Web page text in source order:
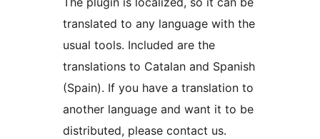
translated to any language with the
usual tools. Included are the
translations to Catalan and Spanish
(Spain). If you have a translation to
another language and want it to be
distributed, please contact us.